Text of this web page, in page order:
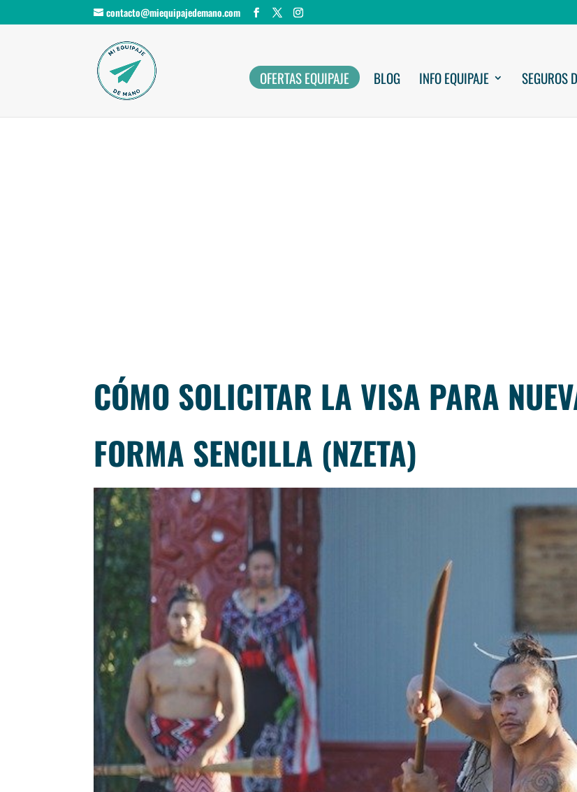
contacto@miequipajedemano.com
OFERTAS EQUIPAJE BLOG INFO EQUIPAJE SEGUROS
CÓMO SOLICITAR LA VISA PARA
FORMA SENCILLA (NZETA)